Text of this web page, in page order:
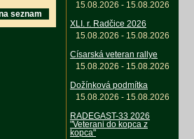
seznam
15.08.2026 - 15.08.2026
XLI. r. Radčice 2026
15.08.2026 - 15.08.2026
Císarská veteran rallye
15.08.2026 - 15.08.2026
Dožínková podmítka
15.08.2026 - 15.08.2026
RADEGAST-33 2026
"Veterani do kopca z
kopca"